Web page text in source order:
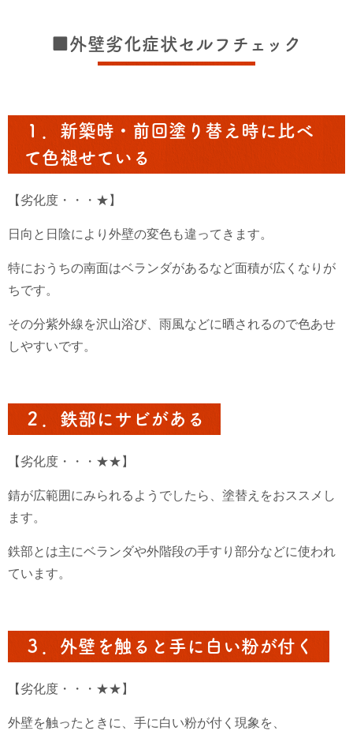
■外壁劣化症状セルフチェック
１．新築時・前回塗り替え時に比べ
て色褪せている
【劣化度・・・★】
日向と日陰により外壁の変色も違ってきます。
特におうちの南面はベランダがあるなど面積が広くなりが
ちです。
その分紫外線を沢山浴び、雨風などに晒されるので色あせ
しやすいです。
２．鉄部にサビがある
【劣化度・・・★★】
錆が広範囲にみられるようでしたら、塗替えをおススメし
ます。
鉄部とは主にベランダや外階段の手すり部分などに使われ
ています。
３．外壁を触ると手に白い粉が付く
【劣化度・・・★★】
外壁を触ったときに、手に白い粉が付く現象を、